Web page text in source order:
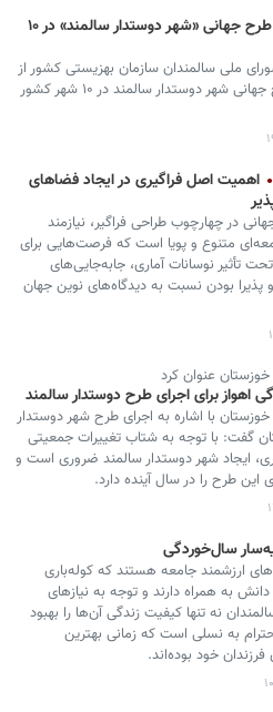
اجرای طرح جهانی «شهر دوستدار سالمند» در ۱۰
ملی سالمندان سازمان بهزیستی کشور از
اجرایی شدن طرح جهانی شهر دوستدار سالمند در ۱۰ شهر کشور
اهمیت اصل فراگیری در ایجاد فضاهای
در چهارچوب طراحی فراگیر، نیازمند
متنوع و پویا است که فرصت‌هایی برای
تأثیر نوسانات آماری، جابه‌جایی‌های
بودن نسبت به دیدگاه‌های نوین جهان
عنوان کرد
اهواز برای اجرای طرح دوستدار سالمند
با اشاره به اجرای طرح شهر دوستدار
در ۱۸ استان گفت: با توجه به شتاب تغییرات جمعیتی
ایجاد شهر دوستدار سالمند ضروری است و
این طرح را در سال آینده دارد.
سال‌خوردگی
ارزشمند جامعه هستند که کوله‌باری
به همراه دارند و توجه به نیازهای
نه تنها کیفیت زندگی آن‌ها را بهبود
به نسلی است که زمانی بهترین
خود بوده‌اند.